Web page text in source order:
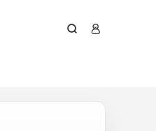
 